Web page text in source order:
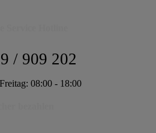
/ 909 202
08:00 - 18:00